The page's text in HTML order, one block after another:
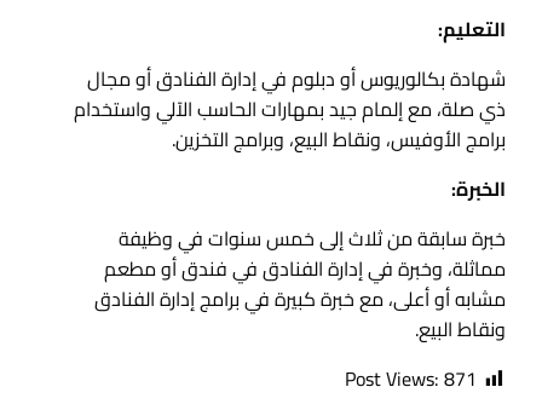
التعليم:
شهادة بكالوريوس أو دبلوم في إدارة الفنادق أو مجال
ذي صلة، مع إلمام جيد بمهارات الحاسب الآلي واستخدام
برامج الأوفيس، ونقاط البيع، وبرامج التخزين.
الخبرة:
خبرة سابقة من ثلاث إلى خمس سنوات في وظيفة
مماثلة، وخبرة في إدارة الفنادق في فندق أو مطعم
مشابه أو أعلى، مع خبرة كبيرة في برامج إدارة الفنادق
ونقاط البيع.
Post Views:871